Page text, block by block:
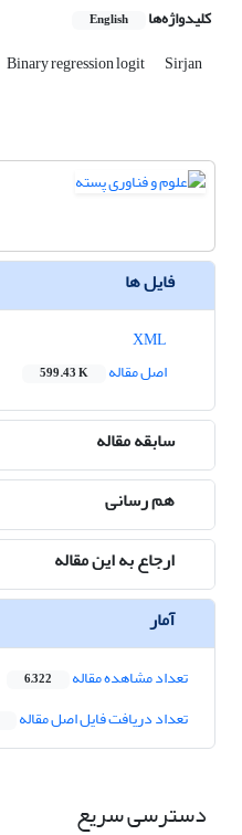
کلیدواژه‌ها English
Binary regression logit Sirjan
فایل ها
اصل مقاله
599.43 K
سابقه مقاله
هم رسانی
ارجاع به این مقاله
آمار
تعداد مشاهده مقاله 6,322
تعداد دریافت فایل اصل مقاله
دسترسی سریع